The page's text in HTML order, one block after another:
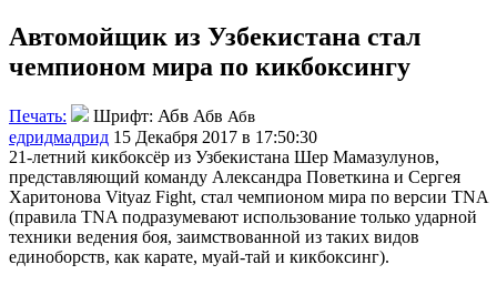
Автомойщик из Узбекистана стал
чемпионом мира по кикбоксингу
Печать: Шрифт: Абв Абв Абв
едридмадрид 15 Декабря 2017 в 17:50:30
21-летний кикбоксёр из Узбекистана Шер Мамазулунов,
представляющий команду Александра Поветкина и Сергея
Харитонова Vityaz Fight, стал чемпионом мира по версии TNA
(правила TNA подразумевают использование только ударной
техники ведения боя, заимствованной из таких видов
единоборств, как карате, муай-тай и кикбоксинг).